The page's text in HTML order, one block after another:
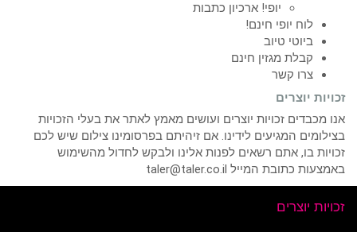
יופי! ארכיון כתבות
לוח יופי חינם!
ביוטי טיוב
קבלת מגזין חינם
צרו קשר
זכויות יוצרים
אנו מכבדים זכויות יוצרים ועושים מאמץ לאתר את בעלי הזכויות
בצילומים המגיעים לידינו. אם זיהיתם בפרסומינו צילום שיש לכם
זכויות בו, אתם רשאים לפנות אלינו ולבקש לחדול מהשימוש
באמצעות כתובת המייל taler@taler.co.il
זכויות יוצרים